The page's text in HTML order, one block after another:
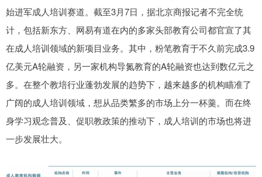
始进军成人培训赛道。截至3月7日，据北京商报记者不完全统
计，包括新东方、网易有道在内的多家头部教育公司都官宣了其
在成人培训领域的新项目业务。其中，粉笔教育于不久前完成3.9
亿美元A轮融资，另一家机构导氮教育的A轮融资也达到数亿元之
多。在整个教培行业蓬勃发展的趋势下，越来越多的机构瞄准了
广阔的成人培训领域，想从品类繁多的市场上分一杯羹。而在终
身学习观念普及、促职教政策的推动下，成人培训的市场也将进
一步发展壮大。